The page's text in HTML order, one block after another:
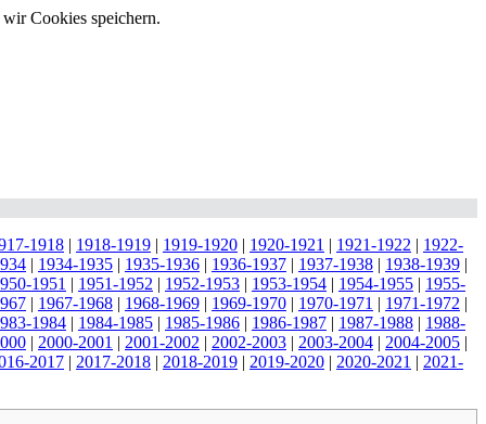
Cookies speichern.
1918 | 1918-1919 | 1919-1920 | 1920-1921 | 1921-1922 | 1922-
| 1934-1935 | 1935-1936 | 1936-1937 | 1937-1938 | 1938-1939 |
1951 | 1951-1952 | 1952-1953 | 1953-1954 | 1954-1955 | 1955-
| 1967-1968 | 1968-1969 | 1969-1970 | 1970-1971 | 1971-1972 |
1984 | 1984-1985 | 1985-1986 | 1986-1987 | 1987-1988 | 1988-
| 2000-2001 | 2001-2002 | 2002-2003 | 2003-2004 | 2004-2005 |
2017 | 2017-2018 | 2018-2019 | 2019-2020 | 2020-2021 | 2021-